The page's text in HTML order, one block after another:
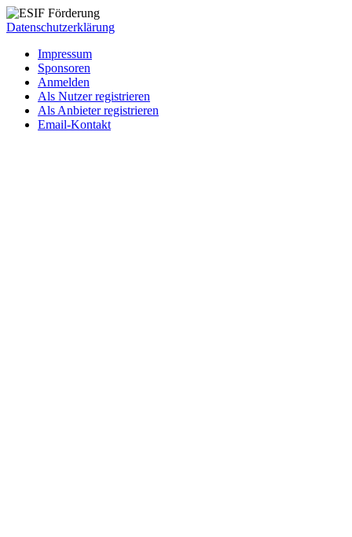
Datenschutzerklärung
Impressum
Sponsoren
Anmelden
Als Nutzer registrieren
Als Anbieter registrieren
Email-Kontakt